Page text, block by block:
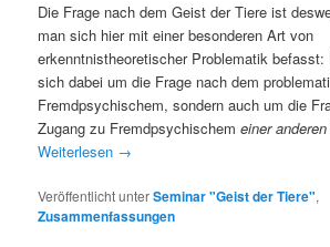
Die Frage nach dem Geist der Tiere ist
man sich hier mit einer besonderen Art von
erkenntnistheoretischer Problematik befasst:
sich dabei um die Frage nach dem
Fremdpsychischem, sondern auch um die
Zugang zu Fremdpsychischemeiner
Weiterlesen →
Veröffentlicht unterSeminar "Geist der Tiere",
Zusammenfassungen